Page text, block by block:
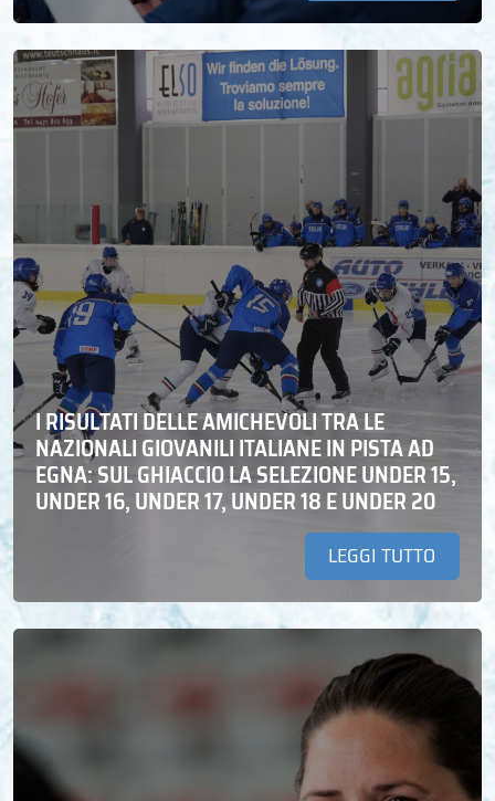
I RISULTATI DELLE AMICHEVOLI TRA LE
NAZIONALI GIOVANILI ITALIANE IN PISTA AD
EGNA: SUL GHIACCIO LA SELEZIONE UNDER 15,
UNDER 16, UNDER 17, UNDER 18 E UNDER 20
LEGGI TUTTO